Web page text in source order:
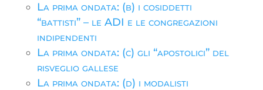
La prima ondata: (b) i cosiddetti
“battisti” – le ADI e le congregazioni
indipendenti
La prima ondata: (c) gli “apostolici” del
risveglio gallese
La prima ondata: (d) i modalisti